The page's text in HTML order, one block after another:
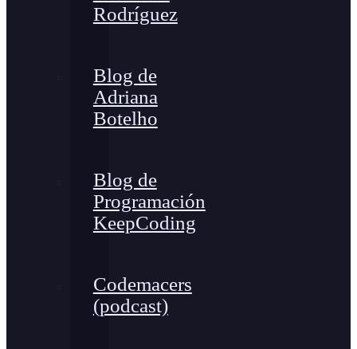
Rodríguez
Blog de
Adriana
Botelho
Blog de
Programación
KeepCoding
Codemacers
(podcast)